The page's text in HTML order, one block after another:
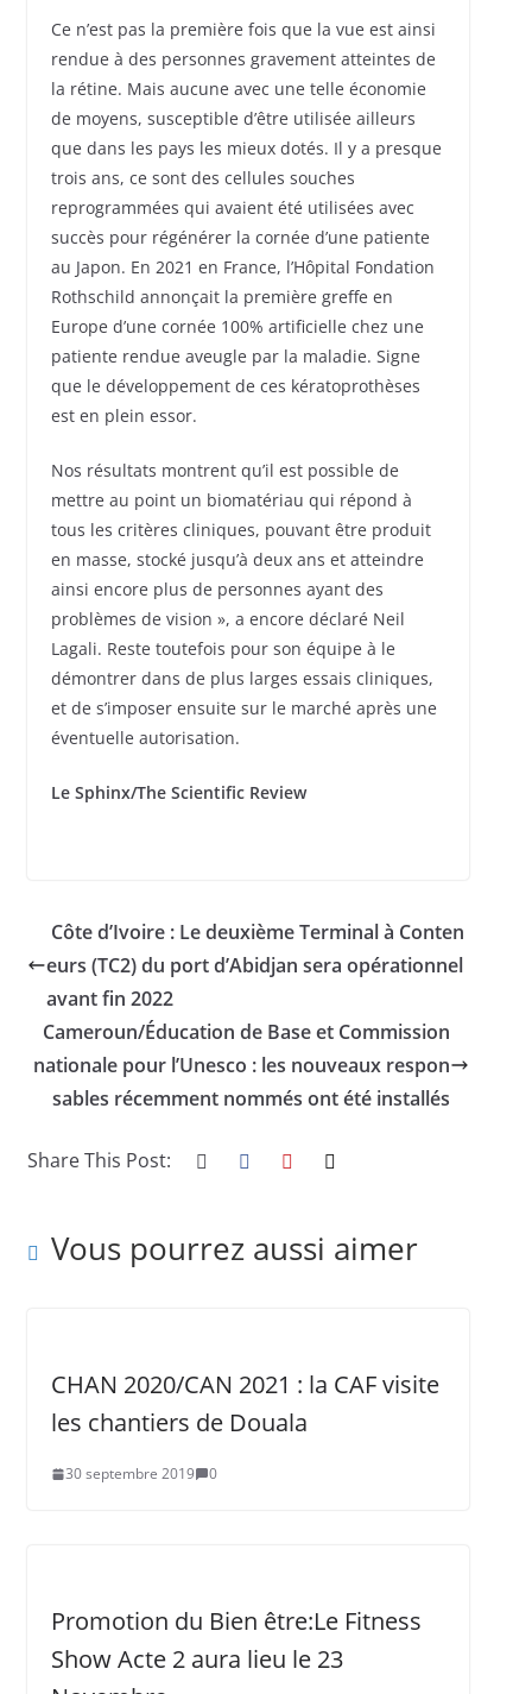
Ce n’est pas la première fois que la vue est ainsi
rendue à des personnes gravement atteintes de
la rétine. Mais aucune avec une telle économie
de moyens, susceptible d’être utilisée ailleurs
que dans les pays les mieux dotés. Il y a presque
trois ans, ce sont des cellules souches
reprogrammées qui avaient été utilisées avec
succès pour régénérer la cornée d’une patiente
au Japon. En 2021 en France, l’Hôpital Fondation
Rothschild annonçait la première greffe en
Europe d’une cornée 100% artificielle chez une
patiente rendue aveugle par la maladie. Signe
que le développement de ces kératoprothèses
est en plein essor.
Nos résultats montrent qu’il est possible de
mettre au point un biomatériau qui répond à
tous les critères cliniques, pouvant être produit
en masse, stocké jusqu’à deux ans et atteindre
ainsi encore plus de personnes ayant des
problèmes de vision », a encore déclaré Neil
Lagali. Reste toutefois pour son équipe à le
démontrer dans de plus larges essais cliniques,
et de s’imposer ensuite sur le marché après une
éventuelle autorisation.
Le Sphinx/The Scientific Review
Côte d’Ivoire : Le deuxième Terminal à Conten
eurs (TC2) du port d’Abidjan sera opérationnel
avant fin 2022
Cameroun/Éducation de Base et Commission
nationale pour l’Unesco : les nouveaux respon
sables récemment nommés ont été installés
Share This Post:
Vous pourrez aussi aimer
CHAN 2020/CAN 2021 : la CAF visite
les chantiers de Douala
30 septembre 2019 0
Promotion du Bien être:Le Fitness
Show Acte 2 aura lieu le 23